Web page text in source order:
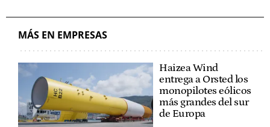
MÁS EN EMPRESAS
Haizea Wind
entrega a Orsted los
monopilotes eólicos
más grandes del sur
de Europa